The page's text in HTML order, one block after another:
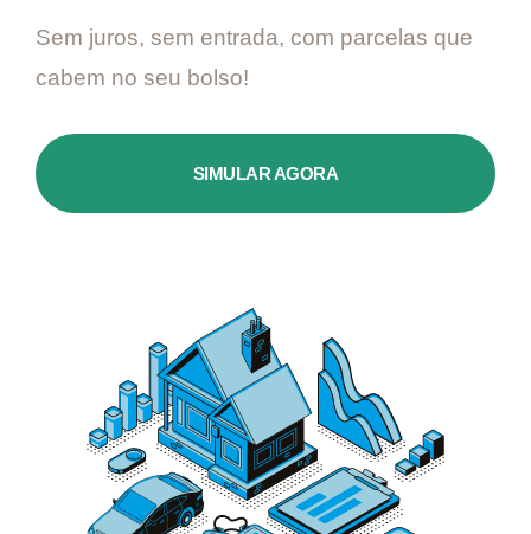
Sem juros, sem entrada, com parcelas que
cabem no seu bolso!
SIMULAR AGORA